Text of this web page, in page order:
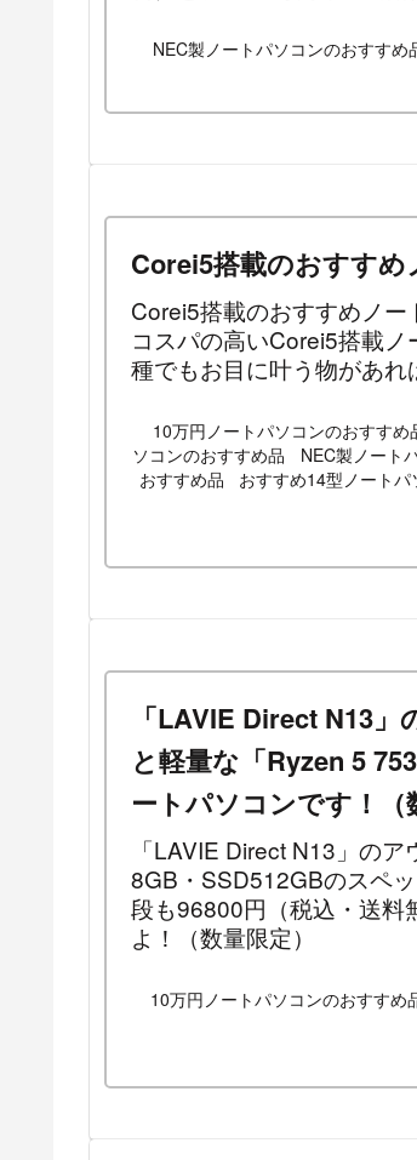
NEC製ノートパソコンのおすすめ
Corei5搭載のおすすめ
Corei5搭載のおすすめノ
コスパの高いCorei5搭載
種でもお目に叶う物があれ
10万円ノートパソコンのおすすめ
ソコンのおすすめ品
NEC製ノート
おすすめ品
おすすめ14型ノートパ
「LAVIE Direct N13
と軽量な「Ryzen 5
ートパソコンです！（
「LAVIE Direct N13」の
8GB・SSD512GBのスペ
段も96800円（税込・送料
よ！（数量限定）
10万円ノートパソコンのおすすめ